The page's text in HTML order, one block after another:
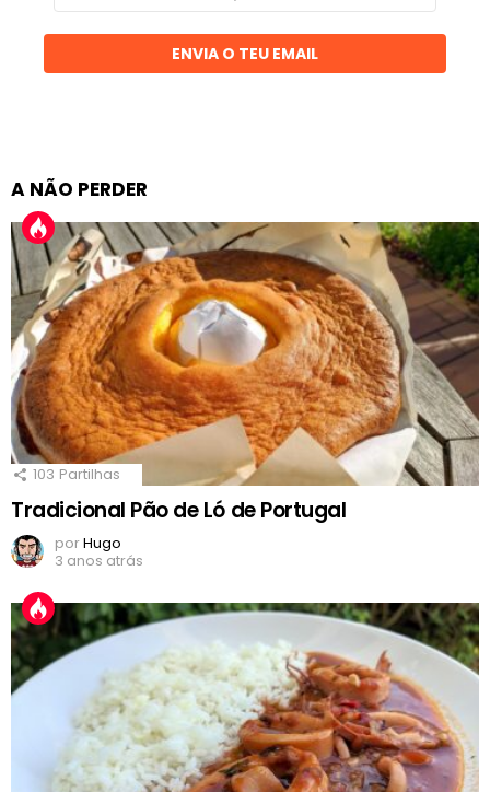
email
ENVIA O TEU EMAIL
A NÃO PERDER
103 Partilhas
Tradicional Pão de Ló de Portugal
porHugo
3 anos atrás